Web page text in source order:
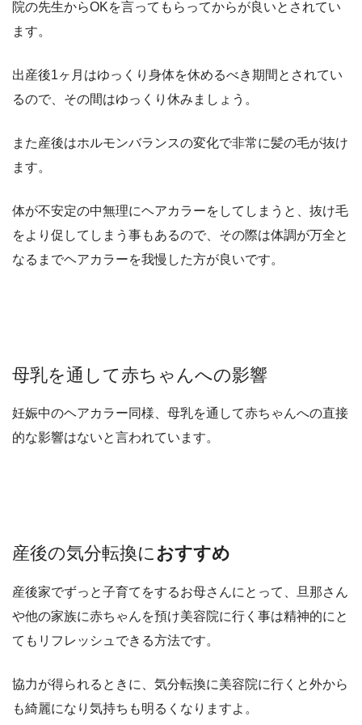
院の先生からOKを言ってもらってからが良いとされてい
ます。
出産後1ヶ月はゆっくり身体を休めるべき期間とされてい
るので、 その間はゆっくり休みましょう。
また産後はホルモンバランスの変化で非常に髪の毛が抜け
ます。
体が不安定の中無理にヘアカラーをしてしまうと、 抜け毛
をより促してしまう事もあるので、その際は体調が万全と
なるまでヘアカラーを我慢した方が良いです。
母乳を通して赤ちゃんへの影響
妊娠中のヘアカラー同様、母乳を通して赤ちゃんへの直接
的な影響はないと言われています。
産後の気分転換におすすめ
産後家でずっと子育てをするお母さんにとって、
旦那さん
や他の家族に赤ちゃんを預け美容院に行く事は精神的にと
てもリフレッシュできる方法です。
協力が得られるときに、気分転換に美容院に行くと外から
も綺麗になり気持ちも明るくなりますよ。